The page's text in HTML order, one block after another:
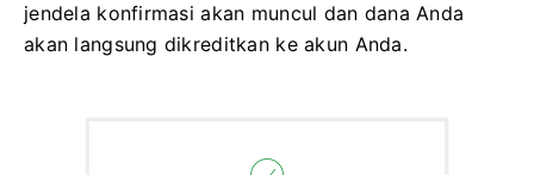
jendela konfirmasi akan muncul dan dana Anda
akan langsung dikreditkan ke akun Anda.